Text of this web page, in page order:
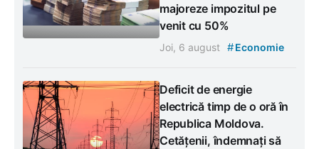
majoreze impozitul pe
venit cu 50%
Joi, 6 august #Economie
Deficit de energie
electrică timp de o oră în
Republica Moldova.
Cetățenii, îndemnați să